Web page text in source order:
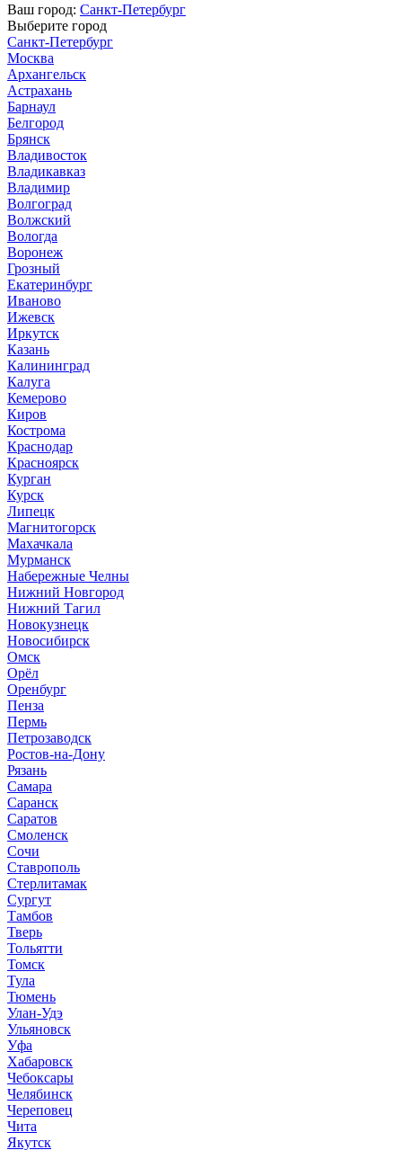
Ваш город: Санкт-Петербург
Выберите город
Санкт-Петербург
Москва
Архангельск
Астрахань
Барнаул
Белгород
Брянск
Владивосток
Владикавказ
Владимир
Волгоград
Волжский
Вологда
Воронеж
Грозный
Екатеринбург
Иваново
Ижевск
Иркутск
Казань
Калининград
Калуга
Кемерово
Киров
Кострома
Краснодар
Красноярск
Курган
Курск
Липецк
Магнитогорск
Махачкала
Мурманск
Набережные Челны
Нижний Новгород
Нижний Тагил
Новокузнецк
Новосибирск
Омск
Орёл
Оренбург
Пенза
Пермь
Петрозаводск
Ростов-на-Дону
Рязань
Самара
Саранск
Саратов
Смоленск
Сочи
Ставрополь
Стерлитамак
Сургут
Тамбов
Тверь
Тольятти
Томск
Тула
Тюмень
Улан-Удэ
Ульяновск
Уфа
Хабаровск
Чебоксары
Челябинск
Череповец
Чита
Якутск